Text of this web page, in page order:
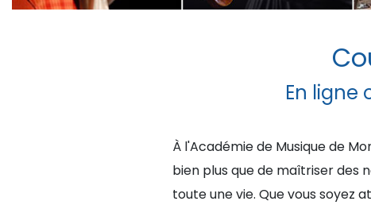
En ligne
À l'Académie de Musique de
bien plus que de maîtriser des
toute une vie. Que vous soyez